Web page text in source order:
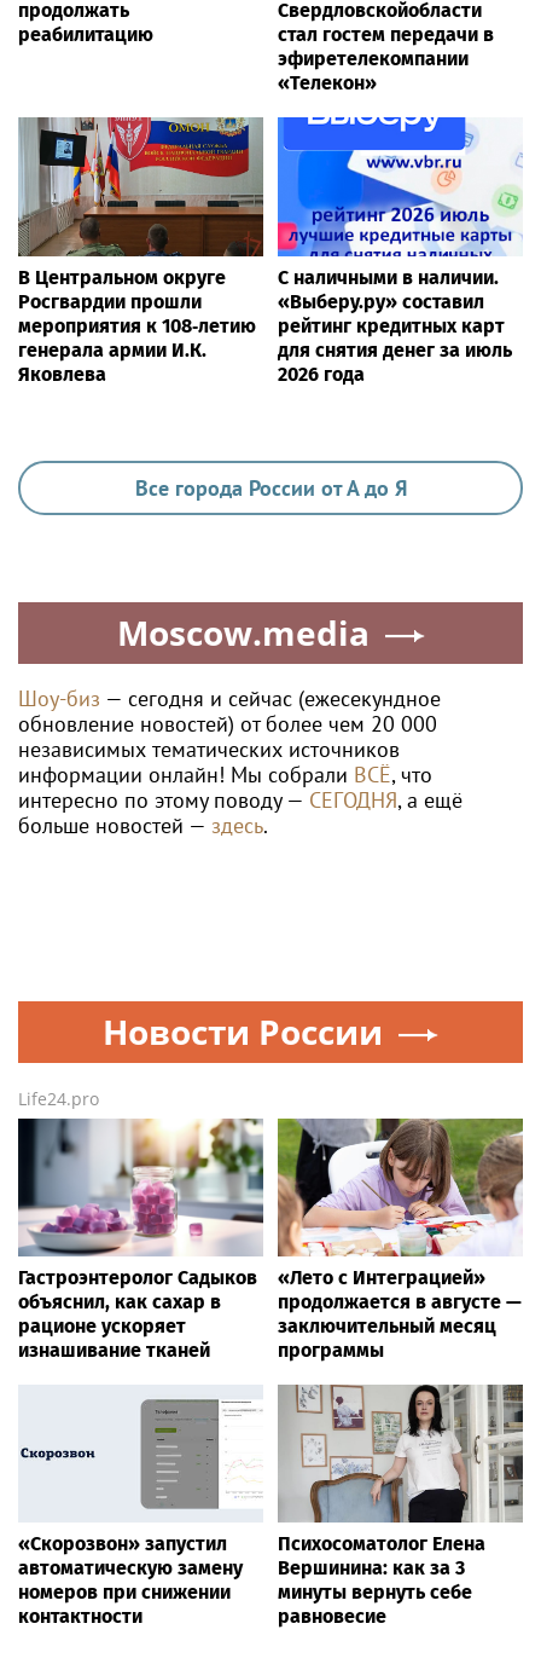
продолжать
реабилитацию
Свердловскойобласти
стал гостем передачи в
эфиретелекомпании
«Телекон»
В Центральном округе
Росгвардии прошли
мероприятия к 108‑летию
генерала армии И.К.
Яковлева
С наличными в наличии.
«Выберу.ру» составил
рейтинг кредитных карт
для снятия денег за июль
2026 года
Все города России от А до Я
Moscow.media
Шоу-биз — сегодня и сейчас (ежесекундное
обновление новостей) от более чем 20 000
независимых тематических источников
информации онлайн! Мы собрали ВСЁ, что
интересно по этому поводу — СЕГОДНЯ, а ещё
больше новостей — здесь.
Новости России
Life24.pro
Гастроэнтеролог Садыков
объяснил, как сахар в
рационе ускоряет
изнашивание тканей
«Лето с Интеграцией»
продолжается в августе —
заключительный месяц
программы
«Скорозвон» запустил
автоматическую замену
номеров при снижении
контактности
Психосоматолог Елена
Вершинина: как за 3
минуты вернуть себе
равновесие